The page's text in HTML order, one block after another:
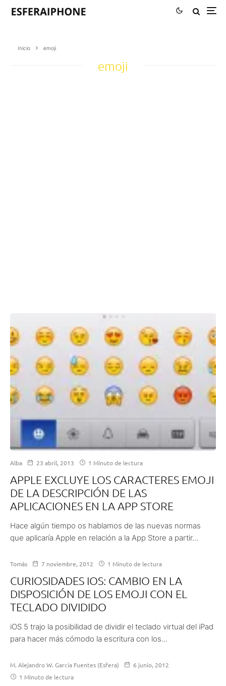
Inicio emoji
emoji
Alba 23 abril, 2013 1 Minuto de lectura
APPLE EXCLUYE LOS CARACTERES EMOJI
DE LA DESCRIPCIÓN DE LAS
APLICACIONES EN LA APP STORE
Hace algún tiempo os hablamos de las nuevas normas
que aplicaría Apple en relación a la App Store a partir...
Tomás 7 noviembre, 2012 1 Minuto de lectura
CURIOSIDADES IOS: CAMBIO EN LA
DISPOSICIÓN DE LOS EMOJI CON EL
TECLADO DIVIDIDO
iOS 5 trajo la posibilidad de dividir el teclado virtual del iPad
para hacer más cómodo la escritura con los...
M. Alejandro W. García Fuentes (Esfera)
6 junio, 2012
1 Minuto de lectura